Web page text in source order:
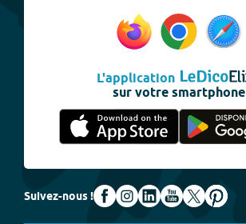
L'application
sur votre smartphone
Suivez-nous !